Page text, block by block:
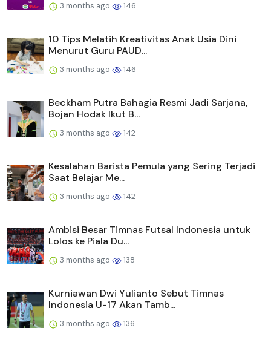
3 months ago 146
10 Tips Melatih Kreativitas Anak Usia Dini
Menurut Guru PAUD...
3 months ago 146
Beckham Putra Bahagia Resmi Jadi Sarjana,
Bojan Hodak Ikut B...
3 months ago 142
Kesalahan Barista Pemula yang Sering Terjadi
Saat Belajar Me...
3 months ago 142
Ambisi Besar Timnas Futsal Indonesia untuk
Lolos ke Piala Du...
3 months ago 138
Kurniawan Dwi Yulianto Sebut Timnas
Indonesia U-17 Akan Tamb...
3 months ago 136